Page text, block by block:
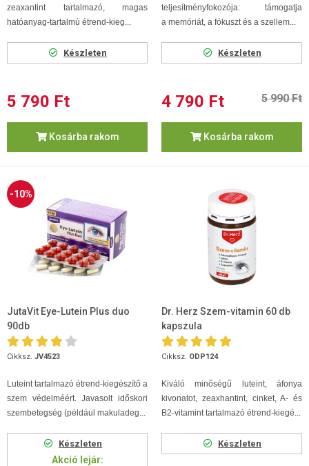
zeaxantint tartalmazó, magas
hatóanyag-tartalmú étrend-kieg...
Készleten
5 790 Ft
Kosárba rakom
teljesítményfokozója: támogatja
a memóriát, a fókuszt és a szellem...
Készleten
4 790 Ft 5 990 Ft
Kosárba rakom
-10%
JutaVit Eye-Lutein Plus duo
90db
Cikksz. JV4523
Luteint tartalmazó étrend-kiegészítő a
szem védelméért. Javasolt időskori
szembetegség (például makuladeg...
Készleten
Akció lejár:
Dr. Herz Szem-vitamin 60 db
kapszula
Cikksz. ODP124
Kiváló minőségű luteint, áfonya
kivonatot, zeaxhantint, cinket, A- és
B2-vitamint tartalmazó étrend-kiegé...
Készleten